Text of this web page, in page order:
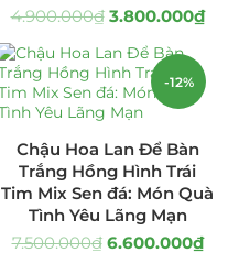
(132)
4.900.000₫ 3.800.000₫
-12%
Chậu Hoa Lan Để Bàn
Trắng Hồng Hình Trái
Tim Mix Sen đá: Món Quà
Tình Yêu Lãng Mạn
7.500.000₫ 6.600.000₫